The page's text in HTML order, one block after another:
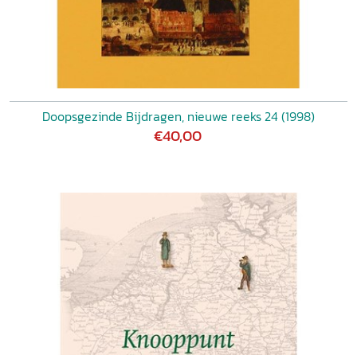
Doopsgezinde Bijdragen, nieuwe reeks 24 (1998)
€40,00